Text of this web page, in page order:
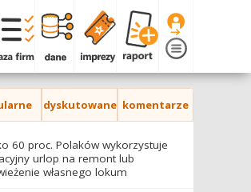
dyskutowane komentarze
60 proc. Polaków wykorzystuje
urlop na remont lub
własnego lokum